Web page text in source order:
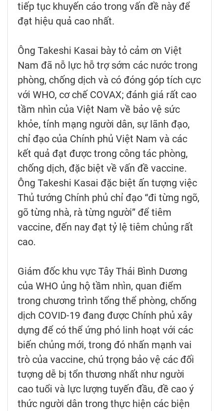
tiếp tục khuyến cáo trong vấn đề này để
đạt hiệu quả cao nhất.
Ông Takeshi Kasai bày tỏ cảm ơn Việt
Nam đã nỗ lực hỗ trợ sớm các nước trong
phòng, chống dịch và có đóng góp tích cực
với WHO, cơ chế COVAX; đánh giá rất cao
tầm nhìn của Việt Nam về bảo vệ sức
khỏe, tính mạng người dân, sự lãnh đạo,
chỉ đạo của Chính phủ Việt Nam và các
kết quả đạt được trong công tác phòng,
chống dịch, đặc biệt về vấn đề vaccine.
Ông Takeshi Kasai đặc biệt ấn tượng việc
Thủ tướng Chính phủ chỉ đạo “đi từng ngõ,
gõ từng nhà, rà từng người” để tiêm
vaccine, đến nay đạt tỷ lệ tiêm chủng rất
cao.
Giám đốc khu vực Tây Thái Bình Dương
của WHO ủng hộ tầm nhìn, quan điểm
trong chương trình tổng thể phòng, chống
dịch COVID-19 đang được Chính phủ xây
dựng để có thể ứng phó linh hoạt với các
biến chủng mới, trong đó nhấn mạnh vai
trò của vaccine, chú trọng bảo vệ các đối
tượng dễ bị tổn thương nhất như người
cao tuổi và lực lượng tuyến đầu, đề cao ý
thức người dân trong thực hiện các biện